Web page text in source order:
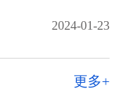
2024-01-23
更多+